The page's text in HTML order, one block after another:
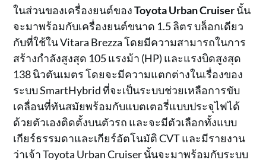
ในส่วนของเครื่องยนต์ของToyota Urban Cruiserนั้น
จะมาพร้อมกับเครื่องยนต์ขนาด 1.5 ลิตร บล็อกเดียว
กับที่ใช้ใน Vitara Brezza โดยมีความสามารถในการ
สร้างกำลังสูงสุด 105 แรงม้า (HP) และแรงบิดสูงสุด
138 นิวตันเมตร โดยจะมีความแตกต่างในเรื่องของ
ระบบ SmartHybrid ที่จะเป็นระบบช่วยเหลือการขับ
เคลื่อนที่ทันสมัยพร้อมกับแบตเตอรี่แบบประจุไฟได้
ด้วยตัวเองติดตั้งบนตัวรถ และจะมีตัวเลือกทั้งแบบ
เกียร์ธรรมดาและเกียร์อัตโนมัติ CVT และมีรายงาน
ว่าเจ้า Toyota Urban Cruiser นั้นจะมาพร้อมกับระบบ